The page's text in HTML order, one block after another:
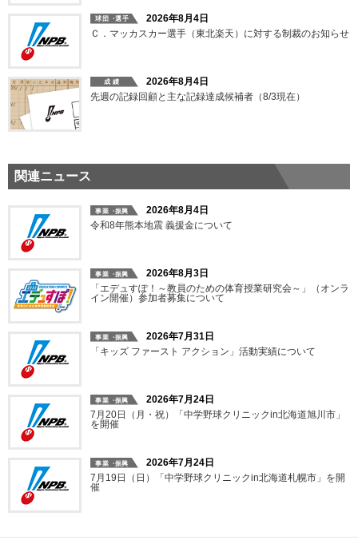
2026年8月4日
Ｃ．マッカスカー選手（東北楽天）に対する制裁のお知らせ
2026年8月4日
先週の記録回顧と主な記録達成候補者（8/3現在）
関連ニュース
2026年8月4日
令和8年熊本地震 義援金について
2026年8月3日
「エデュすぽ！～教員のための体育授業研究会～」（オンラ
イン開催）参加者募集について
2026年7月31日
「キッズ ファースト アクション」活動実績について
2026年7月24日
7月20日（月・祝）「中学野球クリニックin北海道旭川市」
を開催
2026年7月24日
7月19日（日）「中学野球クリニックin北海道札幌市」を開
催